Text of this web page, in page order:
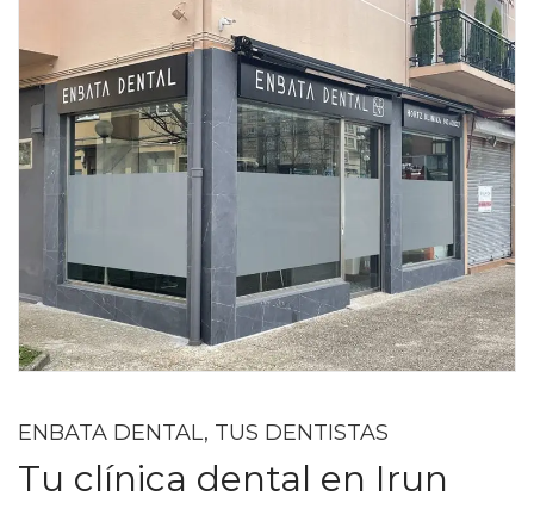
ENBATA DENTAL, TUS DENTISTAS
Tu clínica dental en Irun